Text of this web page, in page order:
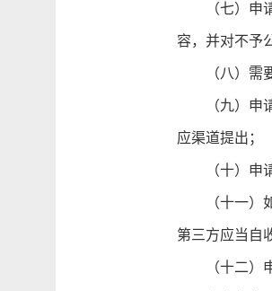
（七）申请
容，并对不予
（八）需要
（九）申请
应渠道提出；
（十）申请
（十一）如
第三方应当自
（十二）申